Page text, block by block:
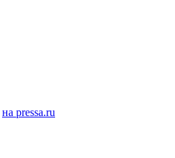
на pressa.ru